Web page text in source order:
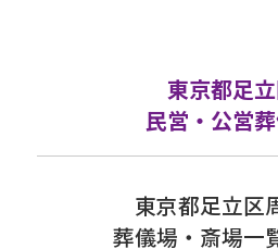
東京都足
民営・公営
東京都足立区
葬儀場・斎場一